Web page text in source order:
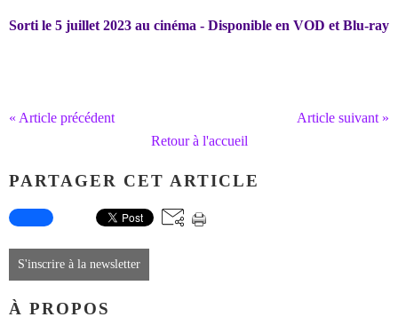
Sorti le 5 juillet 2023 au cinéma - Disponible en VOD et Blu-ray
« Article précédent
Article suivant »
Retour à l'accueil
PARTAGER CET ARTICLE
S'inscrire à la newsletter
À PROPOS